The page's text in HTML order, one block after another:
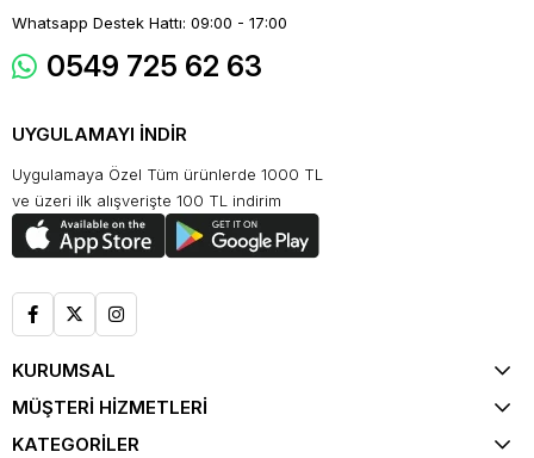
Whatsapp Destek Hattı: 09:00 - 17:00
0549 725 62 63
UYGULAMAYI İNDİR
Uygulamaya Özel Tüm ürünlerde 1000 TL
ve üzeri ilk alışverişte 100 TL indirim
KURUMSAL
MÜŞTERİ HİZMETLERİ
KATEGORİLER